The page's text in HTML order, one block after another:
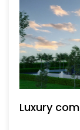
Luxury